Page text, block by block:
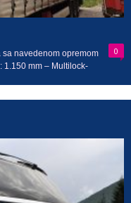
0
sa navedenom opremom
1.150 mm – Multilock-